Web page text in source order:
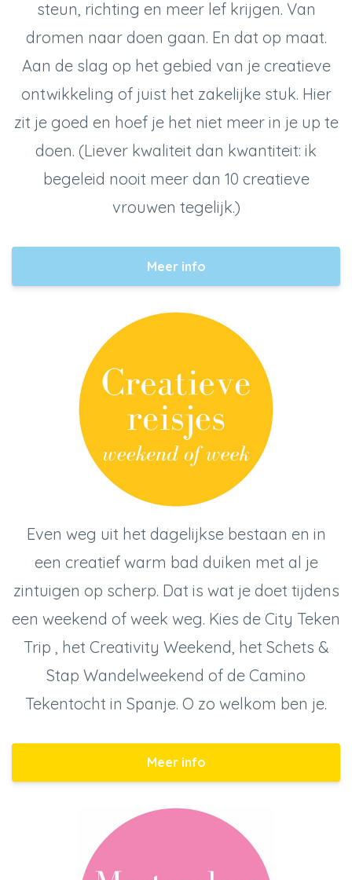
steun, richting en meer lef krijgen. Van
dromen naar doen gaan. En dat op maat.
Aan de slag op het gebied van je creatieve
ontwikkeling of juist het zakelijke stuk. Hier
zit je goed en hoef je het niet meer in je up te
doen. (Liever kwaliteit dan kwantiteit: ik
begeleid nooit meer dan 10 creatieve
vrouwen tegelijk.)
Meer info
Even weg uit het dagelijkse bestaan en in
een creatief warm bad duiken met al je
zintuigen op scherp. Dat is wat je doet tijdens
een weekend of week weg. Kies de City Teken
Trip , het Creativity Weekend, het Schets &
Stap Wandelweekend of de Camino
Tekentocht in Spanje. O zo welkom ben je.
Meer info